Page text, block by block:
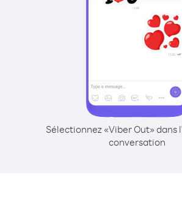
Sélectionnez «Viber Out» dans
conversation